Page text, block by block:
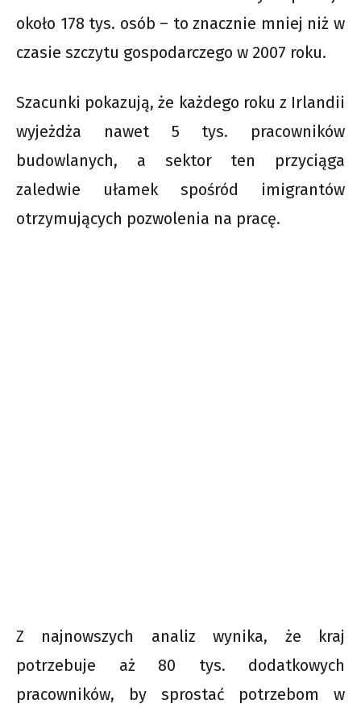
około 178 tys. osób – to znacznie mniej niż w
czasie szczytu gospodarczego w 2007 roku.
Szacunki pokazują, że każdego roku z Irlandii
wyjeżdża nawet 5 tys. pracowników
budowlanych, a sektor ten przyciąga
zaledwie ułamek spośród imigrantów
otrzymujących pozwolenia na pracę.
Z najnowszych analiz wynika, że kraj
potrzebuje aż 80 tys. dodatkowych
pracowników, by sprostać potrzebom w